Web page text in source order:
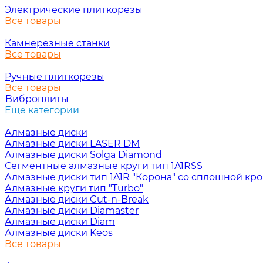
Электрические плиткорезы
Все товары
Камнерезные станки
Все товары
Ручные плиткорезы
Все товары
Виброплиты
Еще категории
Алмазные диски
Алмазные диски LASER DM
Алмазные диски Solga Diamond
Сегментные алмазные круги тип 1A1RSS
Алмазные диски тип 1A1R "Корона" со сплошной
Алмазные круги тип "Turbo"
Алмазные диски Cut-n-Break
Алмазные диски Diamaster
Алмазные диски Diam
Алмазные диски Keos
Все товары